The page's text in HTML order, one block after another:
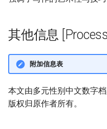
其他信息
附加信息表
本文由多元性别中文数字
版权归原作者所有。